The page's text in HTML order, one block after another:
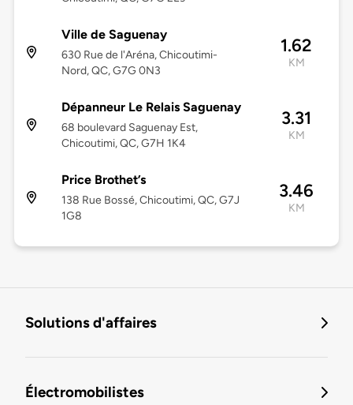
Ville de Saguenay
630 Rue de l'Aréna, Chicoutimi-
Nord, QC, G7G 0N3
1.62
KM
Dépanneur Le Relais Saguenay
68 boulevard Saguenay Est,
Chicoutimi, QC, G7H 1K4
3.31
KM
Price Brothet’s
138 Rue Bossé, Chicoutimi, QC, G7J
1G8
3.46
KM
Solutions d'affaires
Électromobilistes